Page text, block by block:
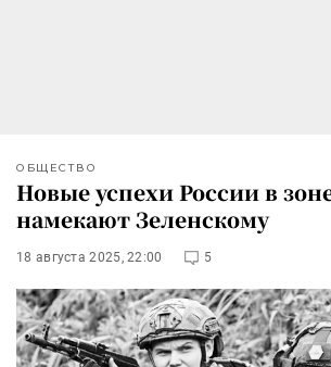
ОБЩЕСТВО
Новые успехи России в
намекают Зеленскому
18 августа 2025, 22:00 5